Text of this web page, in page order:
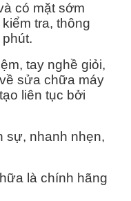
có mặt sớm
tra, thông
tay nghề giỏi,
sửa chữa máy
liên tục bởi
sự, nhanh nhẹn,
là chính hãng